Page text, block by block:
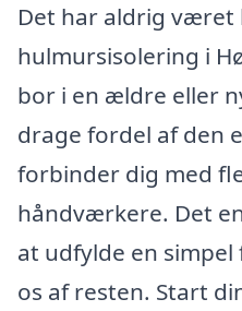
Det har aldrig været
hulmursisolering i
bor i en ældre eller
drage fordel af den
forbinder dig med
håndværkere. Det
at udfylde en
os af resten. Start